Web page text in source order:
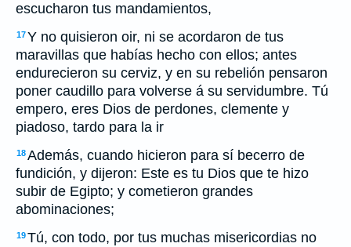
escucharon tus mandamientos,
17Y no quisieron oir, ni se acordaron de tus
maravillas que habías hecho con ellos; antes
endurecieron su cerviz, y en su rebelión pensaron
poner caudillo para volverse á su servidumbre. Tú
empero, eres Dios de perdones, clemente y
piadoso, tardo para la ir
18Además, cuando hicieron para sí becerro de
fundición, y dijeron: Este es tu Dios que te hizo
subir de Egipto; y cometieron grandes
abominaciones;
19Tú, con todo, por tus muchas misericordias no